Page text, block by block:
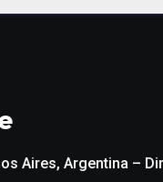
Aires, Argentina –